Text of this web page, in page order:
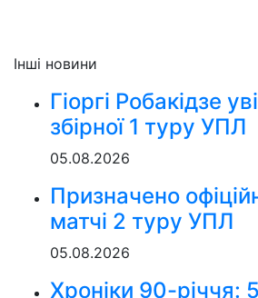
Інші новини
Гіоргі Робакідзе
збірної 1 туру УПЛ
05.08.2026
Призначено
матчі 2 туру УПЛ
05.08.2026
Хроніки 90-річчя: